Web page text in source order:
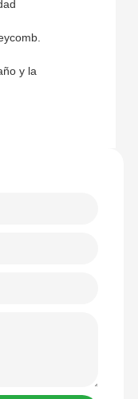
y la